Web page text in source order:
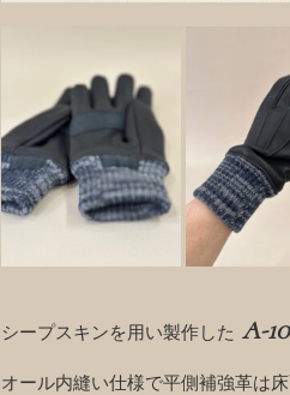
シープスキンを用い製作した A-
オール内縫い仕様で平側補強革は